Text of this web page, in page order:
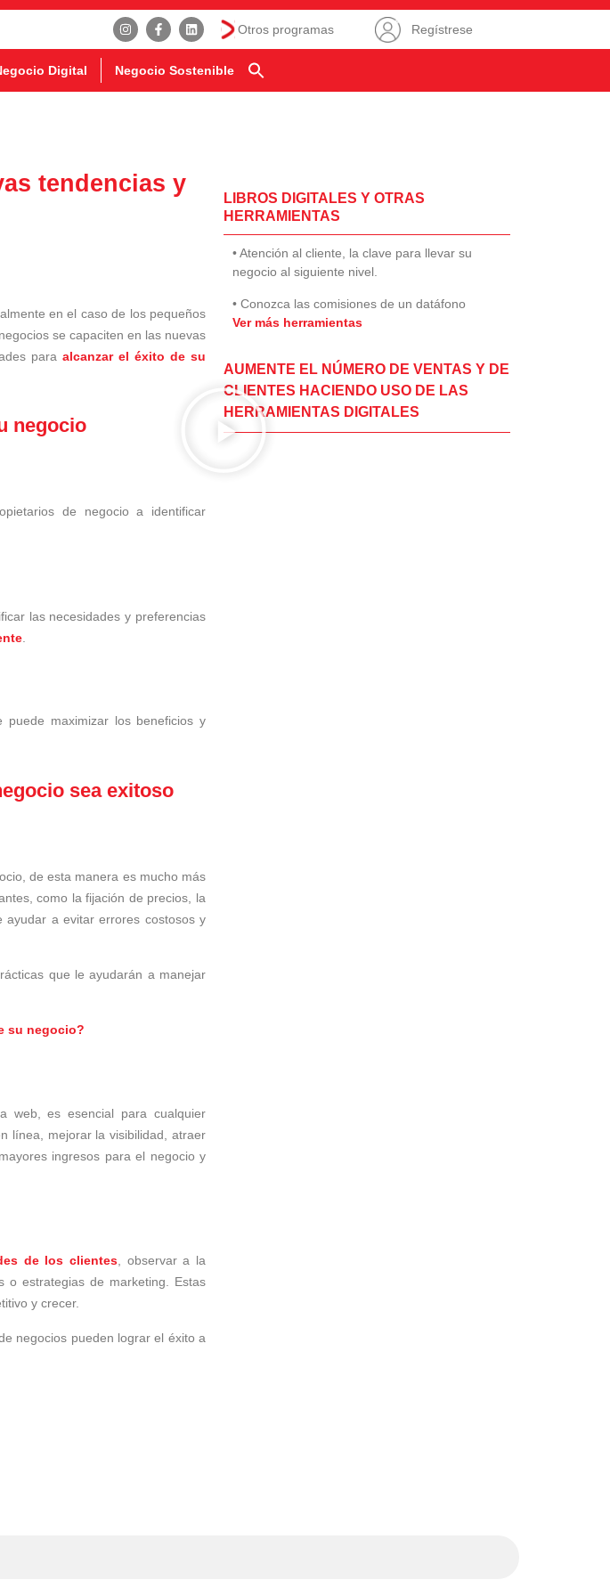
Otros programas Regístrese
Digital Negocio Sostenible
tendencias y
en el caso de los pequeños
se capaciten en las nuevas
para alcanzar el éxito de su
negocio
de negocio a identificar
las necesidades y preferencias
puede maximizar los beneficios y
sea exitoso
de esta manera es mucho más
como la fijación de precios, la
ayudar a evitar errores costosos y
que le ayudarán a manejar
su negocio?
web, es esencial para cualquier
línea, mejorar la visibilidad, atraer
ingresos para el negocio y
de los clientes, observar a la
o estrategias de marketing. Estas
y crecer.
negocios pueden lograr el éxito a
LIBROS DIGITALES Y OTRAS
HERRAMIENTAS
• Atención al cliente, la clave para llevar su
negocio al siguiente nivel.
• Conozca las comisiones de un datáfono
Ver más herramientas
AUMENTE EL NÚMERO DE VENTAS Y DE
CLIENTES HACIENDO USO DE LAS
HERRAMIENTAS DIGITALES